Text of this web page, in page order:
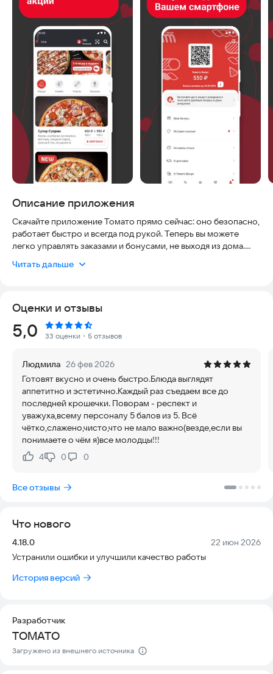
Описание приложения
Скачайте приложение Томато прямо сейчас: оно безопасно,
работает быстро и всегда под рукой. Теперь вы можете
легко управлять заказами и бонусами, не выходя из дома.
В приложении Томато вы сможете:
телефоне
• первыми узнать о наших акциях
• посмотреть карту ресторанов
• познакомиться с расписанием детских праздников
Сеть ресторанов Томато. Вкусная пицца так близко.
Ждём ваши предложения и справедливые замечания.
E-mail:feedback@tomato-pizza.ru
Наш сайт: www.tomato.pizza
Группа Вконтакте:vk.com/tomato.pizza
Скачайте приложение Томато уже сегодня и оцените
Читать дальше
Оценки и отзывы
Рейтинг:
5,0 33 оценки ・5 отзывов
Людмила 26 фев 2026
Готовят вкусно и очень быстро.Блюда выглядят
аппетитно и эстетично.Каждый раз съедаем все до
последней крошечки. Поворам - респект и
уважуха,всему персоналу 5 балов из 5. Всё
чётко,слажено,чисто,что не мало важно(везде,если вы
понимаете о чём я)все молодцы!!!
Нравится:
4Не нравится:
0 0
Все отзывы
Что нового
Версия:
4.18.0 Дата:
22 июн 2026
Устранили ошибки и улучшили качество работы
История версий
Разработчик
ТОМАТО
Загружено из внешнего источника